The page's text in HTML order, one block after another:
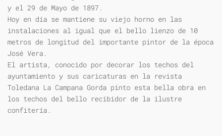
y el 29 de Mayo de 1897.
Hoy en día se mantiene su viejo horno en las
instalaciones al igual que el bello lienzo de 10
metros de longitud del importante pintor de la época
José Vera.
El artista, conocido por decorar los techos del
ayuntamiento y sus caricaturas en la revista
Toledana La Campana Gorda pinto esta bella obra en
los techos del bello recibidor de la ilustre
confitería.